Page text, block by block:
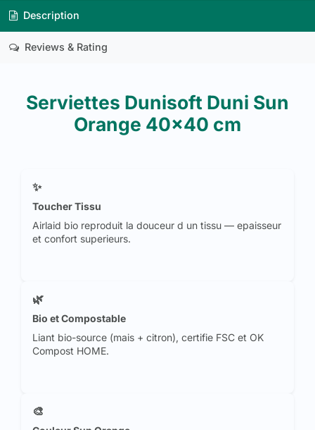
Description
Reviews & Rating
Serviettes Dunisoft Duni Sun
Orange 40x40 cm
✨
Toucher Tissu
Airlaid bio reproduit la douceur d un tissu — epaisseur
et confort superieurs.
🌿
Bio et Compostable
Liant bio-source (mais + citron), certifie FSC et OK
Compost HOME.
🎨